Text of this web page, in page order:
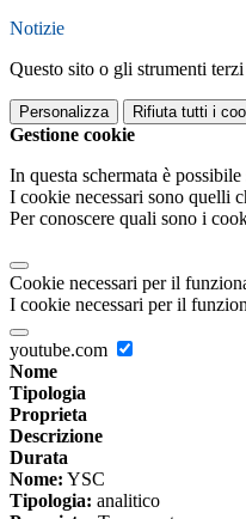
Notizie
Questo sito o gli strumenti
Personalizza Rifiuta tutti i
Gestione cookie
In questa schermata è
I cookie necessari sono quelli
Per conoscere quali sono i
Cookie necessari per il
I cookie necessari per il
youtube.com
Nome
Tipologia
Proprieta
Descrizione
Durata
Nome: YSC
Tipologia: analitico